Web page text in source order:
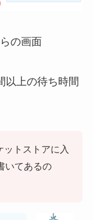
の画面
以上の待ち時間
ットストアに入
いてあるの